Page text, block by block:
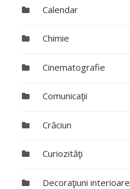
Calendar
Chimie
Cinematografie
Comunicaţii
Crăciun
Curiozităţi
Decoraţiuni interioare